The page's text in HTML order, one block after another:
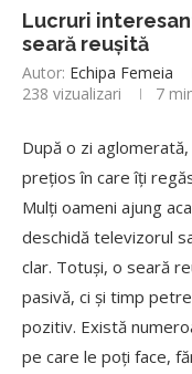
Lucruri
seară reușită
Autor: Echipa Femeia
238 vizualizari 7
După o zi
prețios în care îți
Mulți oameni ajung
deschidă televizorul
clar. Totuși, o seară
pasivă, ci și timp
pozitiv. Există
pe care le poți face,